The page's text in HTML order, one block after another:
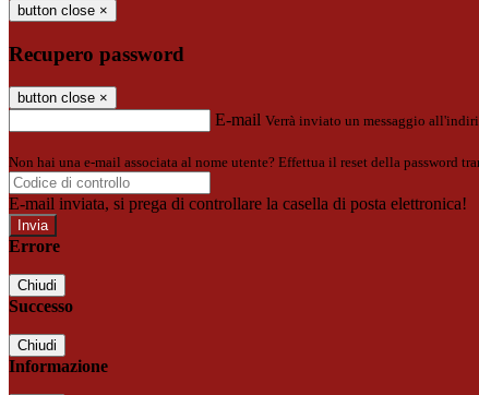
button close ×
Recupero password
button close ×
E-mail Verrà inviato un messaggio
Non hai una e-mail associata al nome utente? Effettua il reset della password
E-mail inviata, si prega di controllare la casella di posta elettronica!
Errore
Chiudi
Successo
Chiudi
Informazione